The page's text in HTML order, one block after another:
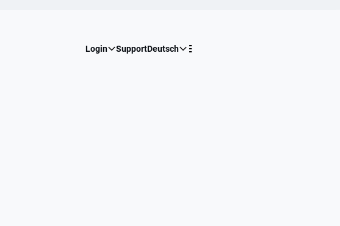
Login SupportDeutsch